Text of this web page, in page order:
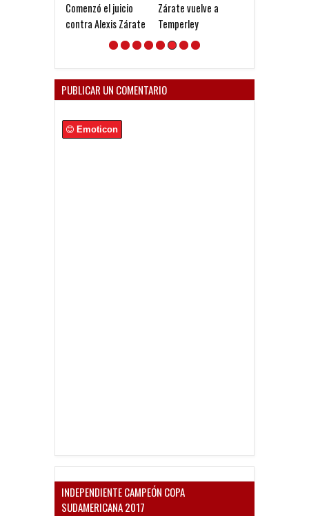
Comenzó el juicio
contra Alexis Zárate
Zárate vuelve a
Temperley
PUBLICAR UN COMENTARIO
Emoticon
INDEPENDIENTE CAMPEÓN COPA
SUDAMERICANA 2017